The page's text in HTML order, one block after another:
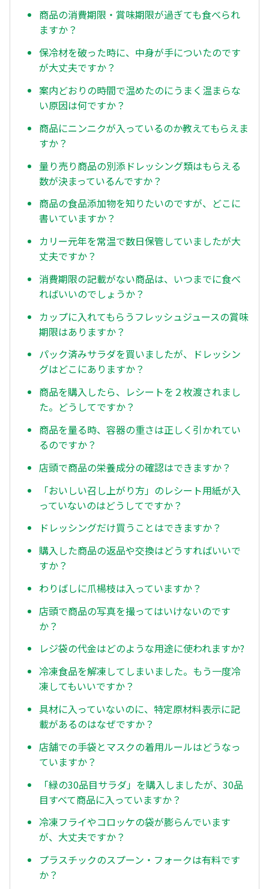
商品の消費期限・賞味期限が過ぎても食べられ
ますか？
保冷材を破った時に、中身が手についたのです
が大丈夫ですか？
案内どおりの時間で温めたのにうまく温まらな
い原因は何ですか？
商品にニンニクが入っているのか教えてもらえま
すか？
量り売り商品の別添ドレッシング類はもらえる
数が決まっているんですか？
商品の食品添加物を知りたいのですが、どこに
書いていますか？
カリー元年を常温で数日保管していましたが大
丈夫ですか？
消費期限の記載がない商品は、いつまでに食べ
ればいいのでしょうか？
カップに入れてもらうフレッシュジュースの賞味
期限はありますか？
パック済みサラダを買いましたが、ドレッシン
グはどこにありますか？
商品を購入したら、レシートを２枚渡されまし
た。どうしてですか？
商品を量る時、容器の重さは正しく引かれてい
るのですか？
店頭で商品の栄養成分の確認はできますか？
「おいしい召し上がり方」のレシート用紙が入
っていないのはどうしてですか？
ドレッシングだけ買うことはできますか？
購入した商品の返品や交換はどうすればいいで
すか？
わりばしに爪楊枝は入っていますか？
店頭で商品の写真を撮ってはいけないのです
か？
レジ袋の代金はどのような用途に使われますか?
冷凍食品を解凍してしまいました。もう一度冷
凍してもいいですか？
具材に入っていないのに、特定原材料表示に記
載があるのはなぜですか？
店舗での手袋とマスクの着用ルールはどうなっ
ていますか？
「緑の30品目サラダ」を購入しましたが、30品
目すべて商品に入っていますか？
冷凍フライやコロッケの袋が膨らんでいます
が、大丈夫ですか？
プラスチックのスプーン・フォークは有料です
か？